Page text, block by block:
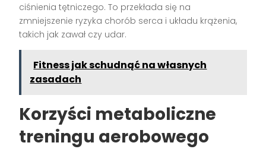
ciśnienia tętniczego. To przekłada się na
zmniejszenie ryzyka chorób serca i układu krążenia,
takich jak zawał czy udar.
Fitness jak schudnąć na własnych
zasadach
Korzyści metaboliczne
treningu aerobowego